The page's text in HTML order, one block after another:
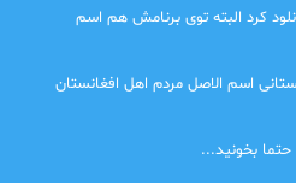
کرد البته توی برنامش هم اسم
اسم الاصل مردم اهل افغانستان
حتما بخونید...